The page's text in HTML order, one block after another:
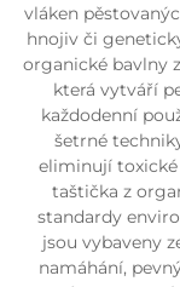
vláken
hnojiv či
organické bavlny
která vytváří
každodenní
šetrné
eliminují toxické
taštička z
standardy
jsou vybaveny
namáhání,